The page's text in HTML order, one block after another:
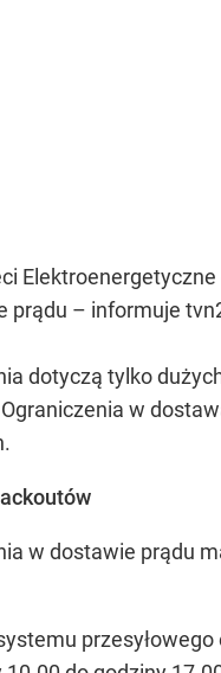
prądu – informuje
dotyczą tylko
w
w dostawie prądu